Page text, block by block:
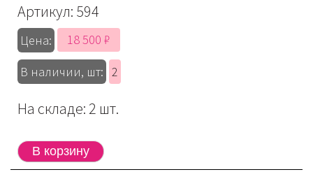
Артикул: 594
Цена:
18 500 ₽
В наличии, шт: 2
На складе: 2 шт.